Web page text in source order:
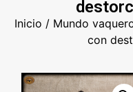
Inicio / Mundo
con